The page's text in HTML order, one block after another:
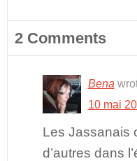
2 Comments
Bena
10 mai
Les Jassanais
d’autres dans